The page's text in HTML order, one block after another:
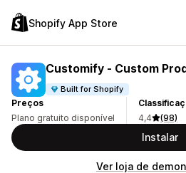
Shopify App Store
Customify ‑ Custom
Built for Shopify
Preços
Plano gratuito disponível
4,4
(98)
Instalar
Ver loja de